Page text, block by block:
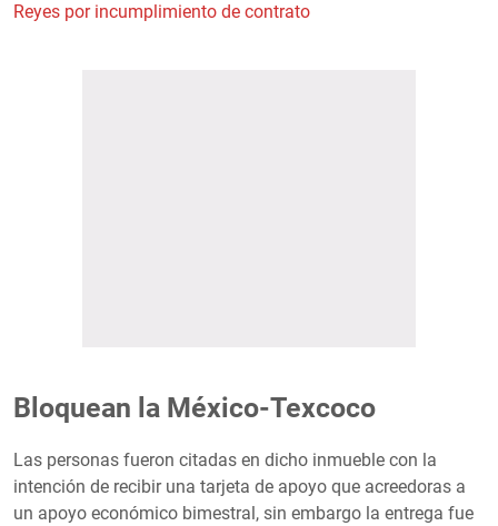
Reyes por incumplimiento de contrato
Bloquean la México-Texcoco
Las personas fueron citadas en dicho inmueble con la
intención de recibir una tarjeta de apoyo que acreedoras a
un apoyo económico bimestral, sin embargo la entrega fue